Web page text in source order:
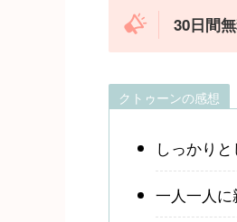
30日間
クトゥーンの感想
しっかり
一人一人